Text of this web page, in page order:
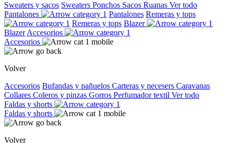
Sweaters y sacos Sweaters Ponchos Sacos Ruanas Ver todo
Pantalones
Pantalones Remeras y tops
Remeras y tops Blazer
Blazer Accesorios
Accesorios
Volver
Accesorios Bufandas y pañuelos Carteras y necesers Caravanas
Collares Coleros y pinzas Gorros Perfumador textil Ver todo
Faldas y shorts
Faldas y shorts
Volver